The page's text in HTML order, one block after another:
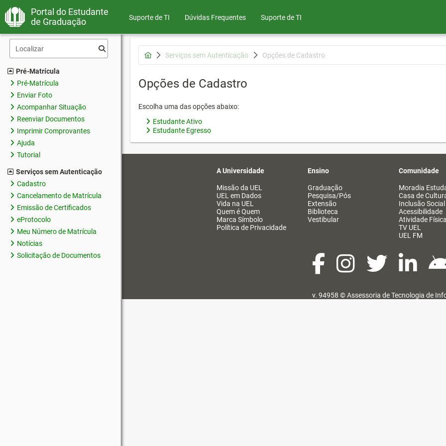
Portal do Estudante
de Graduação
Suporte de TI Dúvidas Frequentes Suporte de TI
Pré-Matrícula
Pré-Matrícula
Enviar Foto
Acompanhar Situação
Reenviar Documentos
Imprimir Comprovantes
Ajuda
Tutorial
Serviços sem Autenticação
Cadastro
Cancelamento de Matrícula
Emissão de Certificados
eProtocolo
Meu Número de Matrícula
Notícias
Solicitação de Documentos
Serviços sem Autenticação Opções de Cadastro
Opções de Cadastro
Escolha uma das opções abaixo:
Estudante Ativo
Estudante Egresso
A Universidade
Missão da UEL
UEL em Dados
Vida na UEL
Quem é Quem
Marca Símbolo
Política de Privacidade
Ensino
Graduação
Pesquisa/Pós
Extensão
Biblioteca
Vestibular
Comunidade
Moradia
Casa de
Inclusão Social
Acessibilidade
Atividade Física
TV UEL
UEL FM
v. 94958 ©Assessoria de Tecnologia de